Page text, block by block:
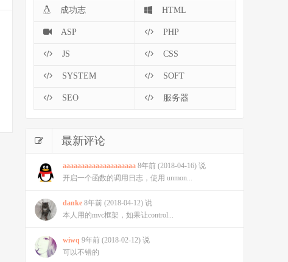
成功志 HTML
ASP PHP
JS CSS
SYSTEM SOFT
SEO 服务器
最新评论
aaaaaaaaaaaaaaaaaaaa 8年前 (2018-04-16) 说
开启一个函数的调用日志，使用 unmon...
danke 8年前 (2018-04-12) 说
本人用的mvc框架，如果让control...
wiwq 9年前 (2018-02-12) 说
可以不错的